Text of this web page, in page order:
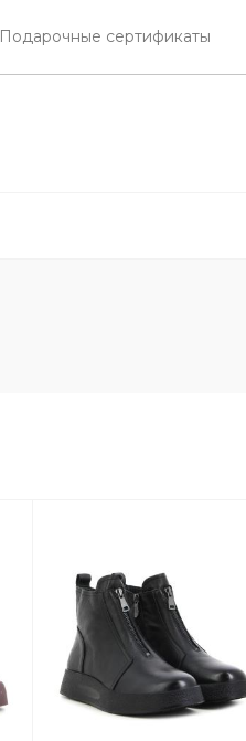
Подарочные сертификаты